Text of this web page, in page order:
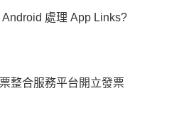
Android 處理 App Links?
整合服務平台開立發票